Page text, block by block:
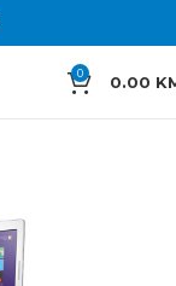
0 0.00